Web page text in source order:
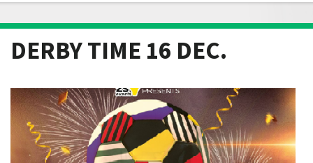
DERBY TIME 16 DEC.